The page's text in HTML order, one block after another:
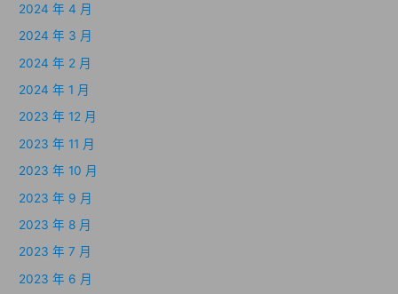
2024 年 4 月
2024 年 3 月
2024 年 2 月
2024 年 1 月
2023 年 12 月
2023 年 11 月
2023 年 10 月
2023 年 9 月
2023 年 8 月
2023 年 7 月
2023 年 6 月